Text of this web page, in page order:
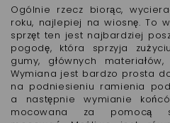
Ogólnie rzecz biorąc,
roku, najlepiej na wiosnę. To
sprzęt ten jest najbardziej
pogodę, która sprzyja
gumy, głównych
Wymiana jest bardzo prosta
na podniesieniu ramienia
a następnie wymianie
mocowana za pomocą